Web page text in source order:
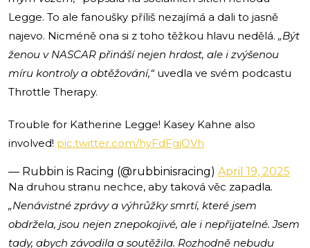
Legge. To ale fanoušky příliš nezajímá a dali to jasně
najevo. Nicméně ona si z toho těžkou hlavu nedělá. „Být
ženou v NASCAR přináší nejen hrdost, ale i zvýšenou
míru kontroly a obtěžování,“uvedla ve svém podcastu
Throttle Therapy.
Trouble for Katherine Legge! Kasey Kahne also
involved! pic.twitter.com/hyFdFgjOVh
— Rubbin is Racing (@rubbinisracing) April 19, 2025
Na druhou stranu nechce, aby taková věc zapadla.
„Nenávistné zprávy a výhrůžky smrtí, které jsem
obdržela, jsou nejen znepokojivé, ale i nepřijatelné. Jsem
tady, abych závodila a soutěžila. Rozhodně nebudu